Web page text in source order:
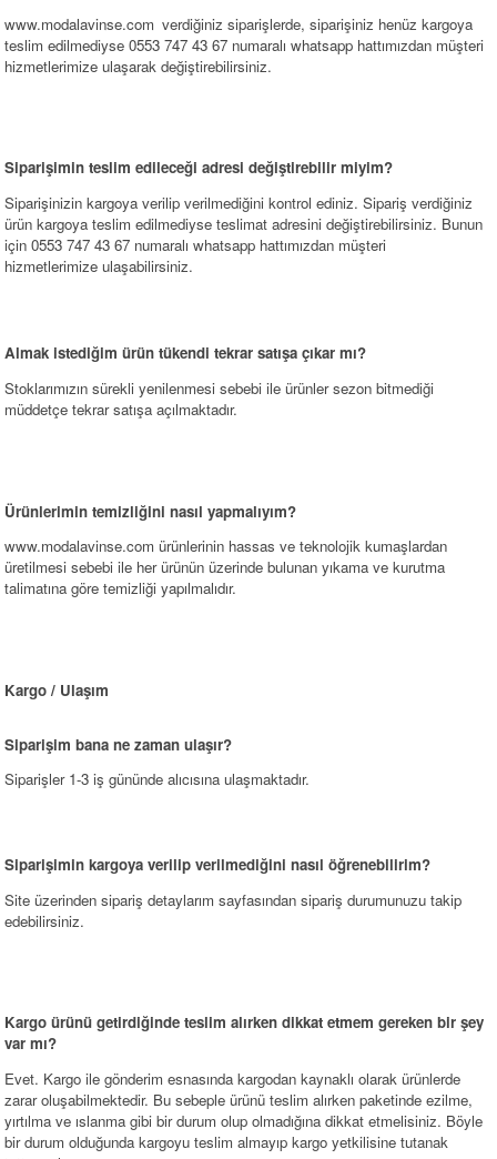
www.modalavinse.com verdiğiniz siparişlerde, siparişiniz henüz kargoya
teslim edilmediyse 0553 747 43 67 numaralı whatsapp hattımızdan müşteri
hizmetlerimize ulaşarak değiştirebilirsiniz.
Siparişimin teslim edileceği adresi değiştirebilir miyim?
Siparişinizin kargoya verilip verilmediğini kontrol ediniz. Sipariş verdiğiniz
ürün kargoya teslim edilmediyse teslimat adresini değiştirebilirsiniz. Bunun
için 0553 747 43 67 numaralı whatsapp hattımızdan müşteri
hizmetlerimize ulaşabilirsiniz.
Almak istediğim ürün tükendi tekrar satışa çıkar mı?
Stoklarımızın sürekli yenilenmesi sebebi ile ürünler sezon bitmediği
müddetçe tekrar satışa açılmaktadır.
Ürünlerimin temizliğini nasıl yapmalıyım?
www.modalavinse.com ürünlerinin hassas ve teknolojik kumaşlardan
üretilmesi sebebi ile her ürünün üzerinde bulunan yıkama ve kurutma
talimatına göre temizliği yapılmalıdır.
Kargo / Ulaşım
Siparişim bana ne zaman ulaşır?
Siparişler 1-3 iş gününde alıcısına ulaşmaktadır.
Siparişimin kargoya verilip verilmediğini nasıl öğrenebilirim?
Site üzerinden sipariş detaylarım sayfasından sipariş durumunuzu takip
edebilirsiniz.
Kargo ürünü getirdiğinde teslim alırken dikkat etmem gereken bir şey
var mı?
Evet. Kargo ile gönderim esnasında kargodan kaynaklı olarak ürünlerde
zarar oluşabilmektedir. Bu sebeple ürünü teslim alırken paketinde ezilme,
yırtılma ve ıslanma gibi bir durum olup olmadığına dikkat etmelisiniz. Böyle
bir durum olduğunda kargoyu teslim almayıp kargo yetkilisine tutanak